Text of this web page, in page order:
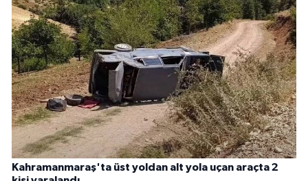
Kahramanmaraş'ta üst yoldan alt yola uçan araçta 2